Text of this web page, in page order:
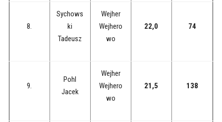
8.
Sychows
ki
Tadeusz
Wejher
Wejhero
wo
22,0 74
9.
Pohl
Jacek
Wejher
Wejhero
wo
21,5 138